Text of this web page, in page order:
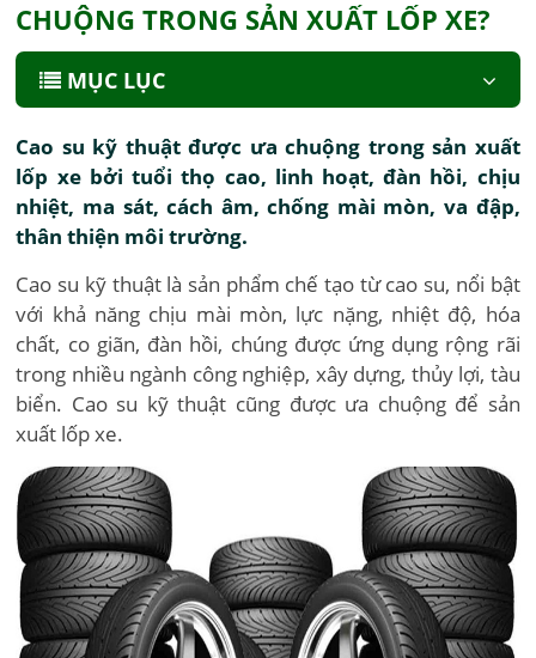
CHUỘNG TRONG SẢN XUẤT LỐP XE?
MỤC LỤC
Cao su kỹ thuật được ưa chuộng trong sản xuất
lốp xe bởi tuổi thọ cao, linh hoạt, đàn hồi, chịu
nhiệt, ma sát, cách âm, chống mài mòn, va đập,
thân thiện môi trường.
Cao su kỹ thuật là sản phẩm chế tạo từ cao su, nổi bật
với khả năng chịu mài mòn, lực nặng, nhiệt độ, hóa
chất, co giãn, đàn hồi, chúng được ứng dụng rộng rãi
trong nhiều ngành công nghiệp, xây dựng, thủy lợi, tàu
biển. Cao su kỹ thuật cũng được ưa chuộng để sản
xuất lốp xe.